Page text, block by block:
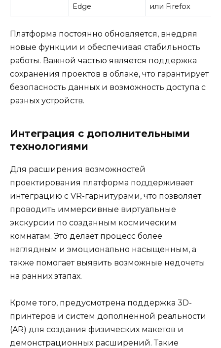
Edge
или Firefox
Платформа постоянно обновляется, внедряя
новые функции и обеспечивая стабильность
работы. Важной частью является поддержка
сохранения проектов в облаке, что гарантирует
безопасность данных и возможность доступа с
разных устройств.
Интеграция с дополнительными
технологиями
Для расширения возможностей
проектирования платформа поддерживает
интеграцию с VR-гарнитурами, что позволяет
проводить иммерсивные виртуальные
экскурсии по созданным космическим
комнатам. Это делает процесс более
наглядным и эмоционально насыщенным, а
также помогает выявить возможные недочеты
на ранних этапах.
Кроме того, предусмотрена поддержка 3D-
принтеров и систем дополненной реальности
(AR) для создания физических макетов и
демонстрационных расширений. Такие